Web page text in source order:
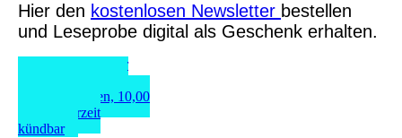
Hier den kostenlosen Newsletter bestellen
und Leseprobe digital als Geschenk erhalten.
Hier das Abo der
PayPal bestellen, 10,00
Euro, jederzeit
kündbar